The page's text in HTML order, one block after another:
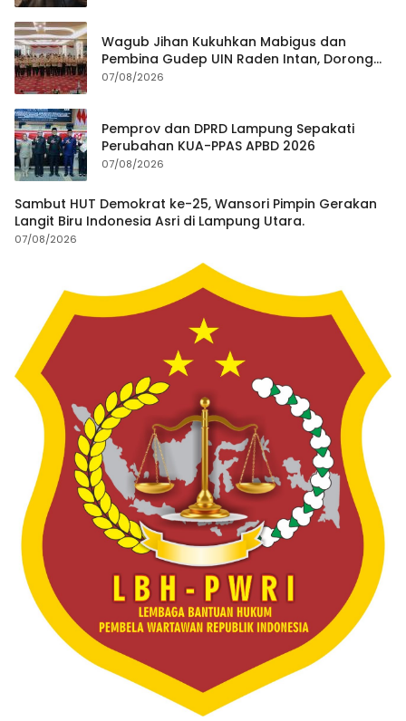
Wagub Jihan Kukuhkan Mabigus dan
Pembina Gudep UIN Raden Intan, Dorong
Penguatan Karakter Generasi Muda
07/08/2026
Pemprov dan DPRD Lampung Sepakati
Perubahan KUA-PPAS APBD 2026
07/08/2026
Sambut HUT Demokrat ke-25, Wansori Pimpin Gerakan
Langit Biru Indonesia Asri di Lampung Utara.
07/08/2026